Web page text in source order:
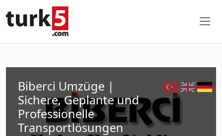
Biberci Umzüge |
Sichere, Geplante und
Professionelle
Transportlösungen